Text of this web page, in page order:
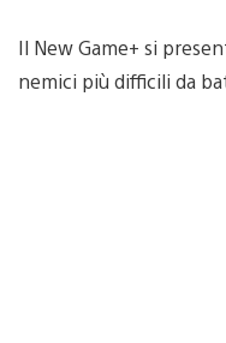
Il New Game+ si
nemici più difficili da